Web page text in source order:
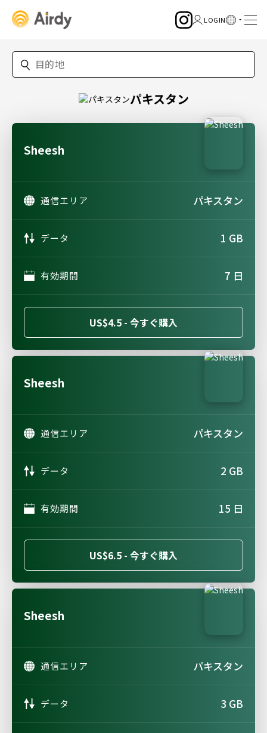
パキスタン
Sheesh
通信エリア パキスタン
データ 1 GB
有効期間 7 日
US$4.5 - 今すぐ購入
Sheesh
通信エリア パキスタン
データ 2 GB
有効期間 15 日
US$6.5 - 今すぐ購入
Sheesh
通信エリア パキスタン
データ 3 GB